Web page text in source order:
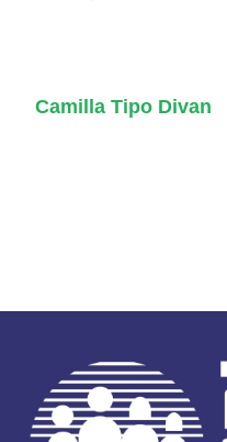
Camilla Tipo Divan